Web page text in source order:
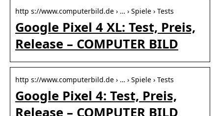
http s://www.computerbild.de › … › Spiele › Tests
Google Pixel 4 XL: Test, Preis,
Release – COMPUTER BILD
http s://www.computerbild.de › … › Spiele › Tests
Google Pixel 4: Test, Preis,
Release – COMPUTER BILD